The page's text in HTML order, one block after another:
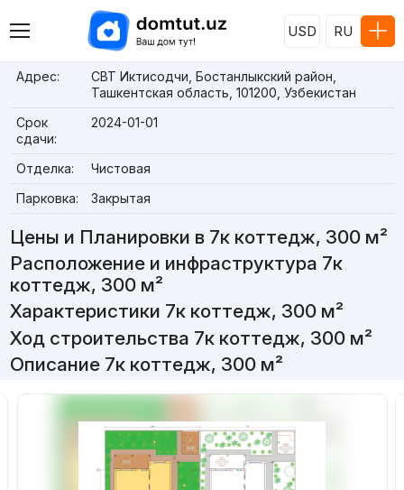
USD RU
Адрес:
СВТ Иктисодчи, Бостанлыкский район,
Ташкентская область, 101200, Узбекистан
Срок
сдачи:
2024-01-01
Отделка:
Чистовая
Парковка:
Закрытая
Цены и Планировки в 7к коттедж, 300 м²
Расположение и инфраструктура 7к
коттедж, 300 м²
Характеристики 7к коттедж, 300 м²
Ход строительства 7к коттедж, 300 м²
Описание 7к коттедж, 300 м²